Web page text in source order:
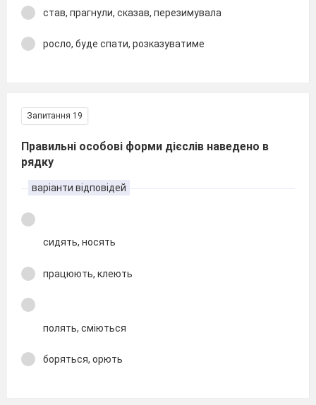
став, прагнули, сказав, перезимувала
росло, буде спати, розказуватиме
Запитання 19
Правильні особові форми дієслів наведено в
рядку
варіанти відповідей
сидять, носять
працюють, клеють
полять, сміються
боряться, орють